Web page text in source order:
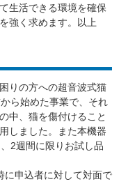
生活できる環境を確保
強く求めます。以上
りの方への超音波式猫
ら始めた事業で、それ
中、猫を傷付けること
しました。また本機器
2週間に限りお試し品
に申込者に対して対面で